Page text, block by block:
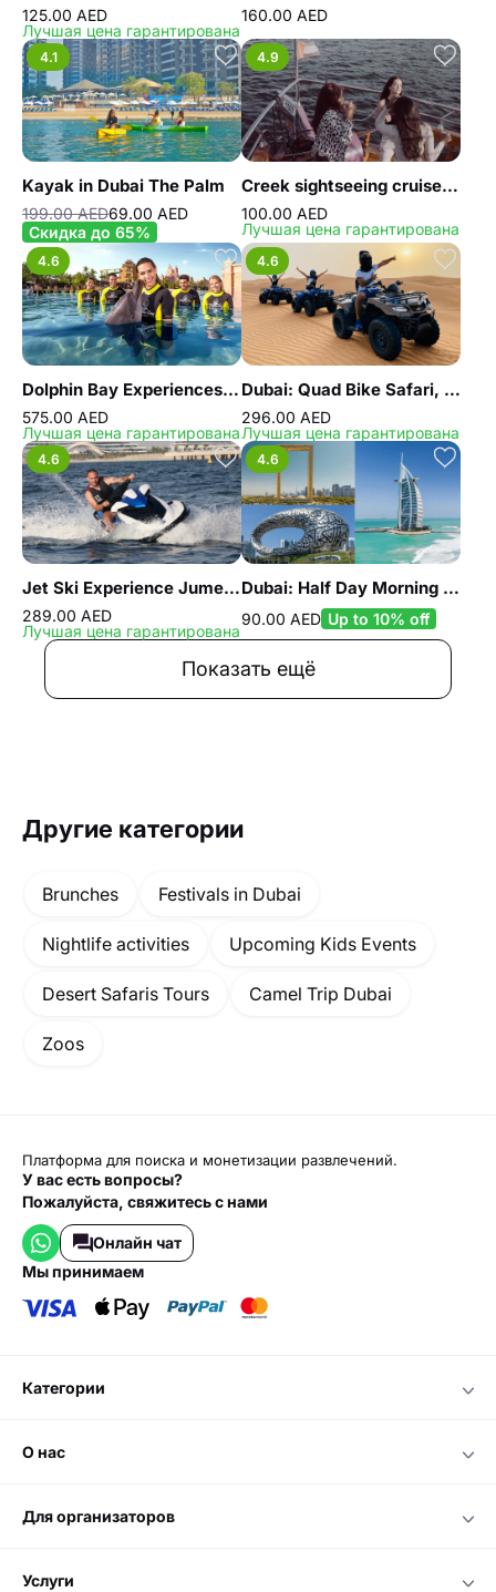
125.00 AED
Лучшая цена гарантирована
160.00 AED
4.1
Kayak in Dubai The Palm
199.00 AED69.00 AED
Скидка до 65%
4.9
Creek sightseeing cruise with unlimited Pizza
100.00 AED
Лучшая цена гарантирована
4.6
Dolphin Bay Experiences at Atlantis The Palm
575.00 AED
Лучшая цена гарантирована
4.6
Dubai: Quad Bike Safari, Camel Ride and Refreshments
296.00 AED
Лучшая цена гарантирована
4.6
Jet Ski Experience Jumeirah
289.00 AED
Лучшая цена гарантирована
4.6
Dubai: Half Day Morning City Tour
90.00 AED Up to 10% off
Показать ещё
Другие категории
Brunches Festivals in Dubai
Nightlife activities Upcoming Kids Events
Desert Safaris Tours Camel Trip Dubai
Zoos
Платформа для поиска и монетизации развлечений.
У вас есть вопросы?
Пожалуйста, свяжитесь с нами
Онлайн чат
мы принимаем
категории
о нас
для организаторов
услуги